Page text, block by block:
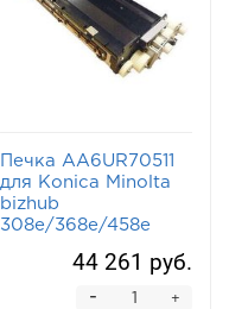
Печка AA6UR70511
для Konica Minolta
bizhub
308e/368e/458e
44 261 руб.
+
-